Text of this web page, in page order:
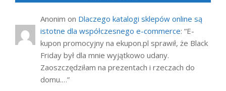
Anonim on Dlaczego katalogi sklepów online są
istotne dla współczesnego e-commerce: “E-
kupon promocyjny na ekupon.pl sprawił, że Black
Friday był dla mnie wyjątkowo udany.
Zaoszczędziłam na prezentach i rzeczach do
domu.…”